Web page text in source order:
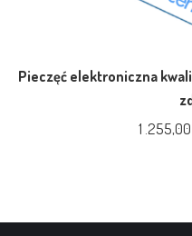
Pieczęć elektroniczna
1 .255,00